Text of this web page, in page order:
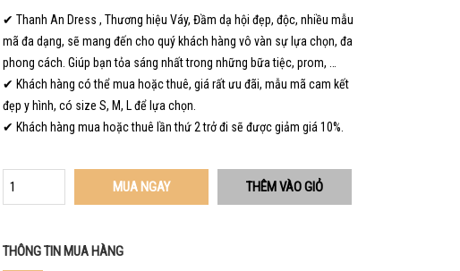
✔ Thanh An Dress , Thương hiệu Váy, Đầm dạ hội đẹp, độc, nhiều mẫu
mã đa dạng, sẽ mang đến cho quý khách hàng vô vàn sự lựa chọn, đa
phong cách. Giúp bạn tỏa sáng nhất trong những bữa tiệc, prom, …
✔ Khách hàng có thể mua hoặc thuê, giá rất ưu đãi, mẫu mã cam kết
đẹp y hình, có size S, M, L để lựa chọn.
✔ Khách hàng mua hoặc thuê lần thứ 2 trở đi sẽ được giảm giá 10%.
MUA NGAY
THÔNG TIN MUA HÀNG